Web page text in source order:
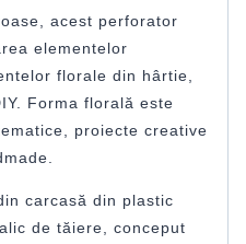
acest perforator
elementelor
florale din hârtie,
Forma florală este
proiecte creative
carcasă din plastic
de tăiere, conceput